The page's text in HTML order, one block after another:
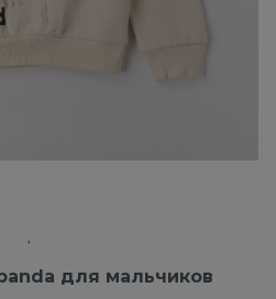
для мальчиков